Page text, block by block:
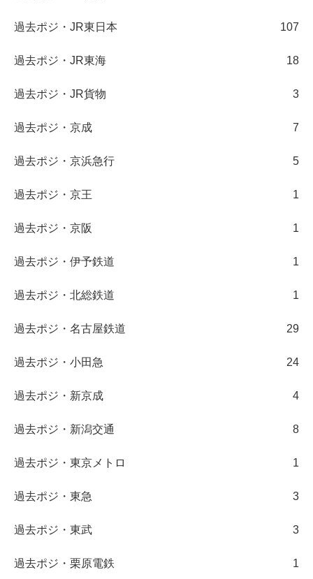
過去ポジ・JR東日本 107
過去ポジ・JR東海 18
過去ポジ・JR貨物 3
過去ポジ・京成 7
過去ポジ・京浜急行 5
過去ポジ・京王 1
過去ポジ・京阪 1
過去ポジ・伊予鉄道 1
過去ポジ・北総鉄道 1
過去ポジ・名古屋鉄道 29
過去ポジ・小田急 24
過去ポジ・新京成 4
過去ポジ・新潟交通 8
過去ポジ・東京メトロ 1
過去ポジ・東急 3
過去ポジ・東武 3
過去ポジ・栗原電鉄 1